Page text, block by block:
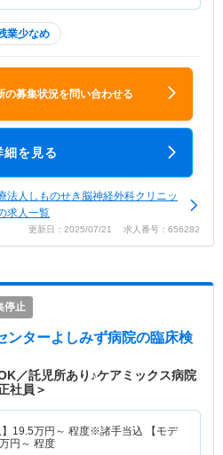
業少なめ
の募集状況を問い合わせる
細を見る
法人しものせき脳神経外科クリニッ
求人一覧
更新日：2025/07/21 求人番号：656282
停止
ンターよしみず病院の臨床検
／託児所あり♪ケアミックス病院
社員＞
19.5万円～ 程度※諸手当込 【モデ
万円～ 程度